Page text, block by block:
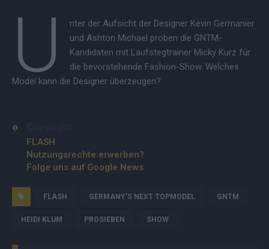
U
nter der Aufsicht der Designer Kevin Germanier
und Ashton Michael proben die GNTM-
Kandidaten mit Laufstegtrainer Micky Kurz für
die bevorstehende Fashion-Show. Welches
Model kann die Designer überzeugen?
FLASH
Nutzungsrechte erwerben?
Folge uns auf Google News
FLASH GERMANY'S NEXT TOPMODEL GNTM
HEIDI KLUM PROSIEBEN SHOW